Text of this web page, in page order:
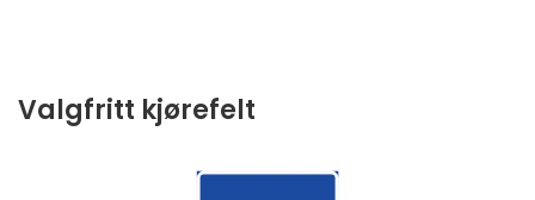
Valgfritt kjørefelt